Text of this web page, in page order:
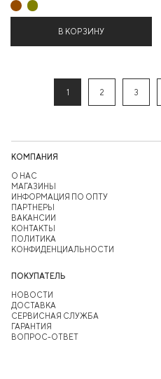
В КОРЗИНУ
1 2 3
КОМПАНИЯ
О НАС
МАГАЗИНЫ
ИНФОРМАЦИЯ ПО ОПТУ
ПАРТНЕРЫ
ВАКАНСИИ
КОНТАКТЫ
ПОЛИТИКА
КОНФИДЕНЦИАЛЬНОСТИ
ПОКУПАТЕЛЬ
НОВОСТИ
ДОСТАВКА
СЕРВИСНАЯ СЛУЖБА
ГАРАНТИЯ
ВОПРОС-ОТВЕТ